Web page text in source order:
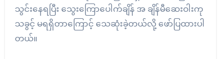
သွင်းနေရပြီး သွေးကြောပေါက်ချိန် အ ချိန်မီဆေးဝါးကု
သခွင့် မရရှိတာကြောင့် သေဆုံးခဲ့တယ်လို့ ဖော်ပြထားပါ
တယ်။